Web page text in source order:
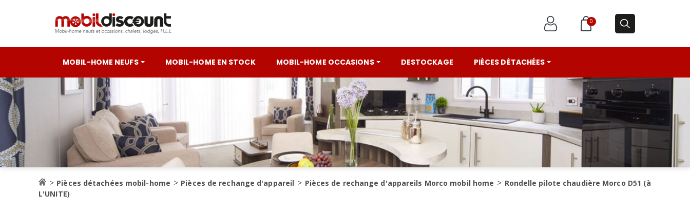
0
MOBIL-HOME NEUFS MOBIL-HOME EN STOCK MOBIL-HOME OCCASIONS DESTOCKAGE PIÈCES DÉTACHÉES
Pièces détachées mobil-home Pièces de rechange d'appareil Pièces de rechange d'appareils Morco mobil home
Rondelle pilote chaudière Morco D51 (à
L'UNITE)